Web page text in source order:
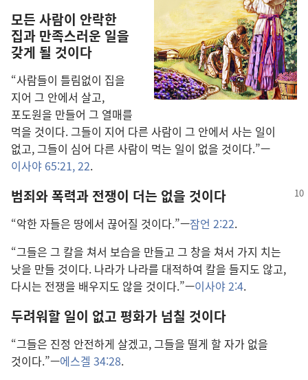
모든 사람이 안락한
집과 만족스러운 일을
갖게 될 것이다
“사람들이 틀림없이 집을
지어 그 안에서 살고,
포도원을 만들어 그 열매를
먹을 것이다. 그들이 지어 다른 사람이 그 안에서 사는 일이
없고, 그들이 심어 다른 사람이 먹는 일이 없을 것이다.”—
이사야 65:21, 22.
범죄와 폭력과 전쟁이 더는 없을 것이다
“악한 자들은 땅에서 끊어질 것이다.”—잠언 2:22.
“그들은 그 칼을 쳐서 보습을 만들고 그 창을 쳐서 가지 치는
낫을 만들 것이다. 나라가 나라를 대적하여 칼을 들지도 않고,
다시는 전쟁을 배우지도 않을 것이다.”—이사야 2:4.
두려워할 일이 없고 평화가 넘칠 것이다
“그들은 진정 안전하게 살겠고, 그들을 떨게 할 자가 없을
것이다.”—에스겔 34:28.